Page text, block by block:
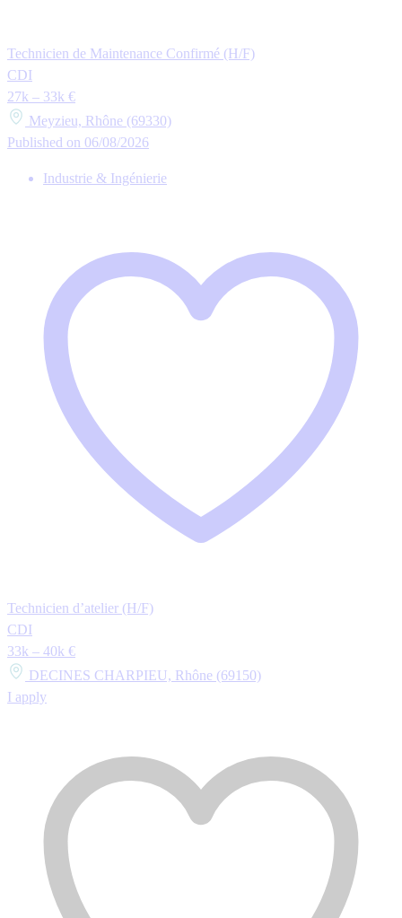
Technicien de Maintenance Confirmé (H/F)
CDI
27k – 33k €
Meyzieu, Rhône (69330)
Published on 06/08/2026
Industrie & Ingénierie
Technicien d’atelier (H/F)
CDI
33k – 40k €
DECINES CHARPIEU, Rhône (69150)
I apply